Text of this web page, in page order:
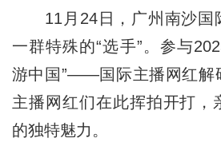
11月24日，广州南沙国
一群特殊的“选手”。参与
游中国”——国际主播网红解
主播网红们在此挥拍开打，
的独特魅力。